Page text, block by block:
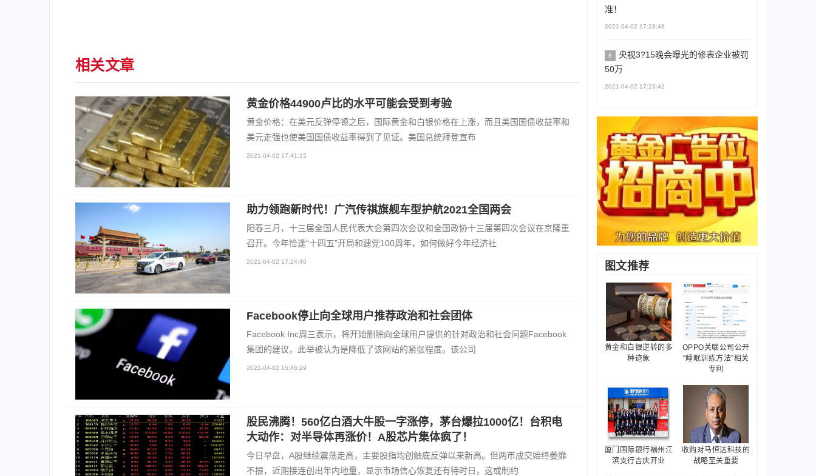
相关文章
黄金价格44900卢比的水平可能会受到考验
黄金价格：在美元反弹停顿之后，国际黄金和白银价格在上涨，而且美国国债收益率和
美元走强也使美国国债收益率得到了见证。美国总统拜登宣布
2021-04-02 17:41:15
助力领跑新时代！广汽传祺旗舰车型护航2021全国两会
阳春三月，十三届全国人民代表大会第四次会议和全国政协十三届第四次会议在京隆重
召开。今年恰逢“十四五”开局和建党100周年，如何做好今年经济社
2021-04-02 17:24:40
Facebook停止向全球用户推荐政治和社会团体
Facebook Inc周三表示，将开始删除向全球用户提供的针对政治和社会问题Facebook
集团的建议，此举被认为是降低了该网站的紧张程度。该公司
2021-04-02 15:46:29
股民沸腾！560亿白酒大牛股一字涨停，茅台爆拉1000亿！台积电
大动作：对半导体再涨价！A股芯片集体疯了！
今日早盘，A股继续震荡走高，主要股指均创触底反弹以来新高。但两市成交始终萎靡
不振，近期接连创出年内地量，显示市场信心恢复还有待时日，这或制约
准！
2021-04-02 17:23:48
8
央视3?15晚会曝光的修表企业被罚
50万
2021-04-02 17:23:42
图文推荐
黄金和白银逆转的多
种迹象
OPPO关联公司公开
“睡眠训练方法”相关
专利
厦门国际银行福州江
滨支行吉庆开业
收购对马恒达科技的
战略至关重要